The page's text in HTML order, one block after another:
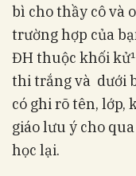
bì cho thầy cô và
trường hợp của
ĐH thuộc khối
thi trắng và dưới
có ghi rõ tên, lớp,
giáo lưu ý cho
học lại.